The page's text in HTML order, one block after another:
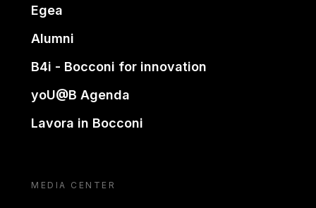
Egea
Alumni
B4i - Bocconi for innovation
yoU@B Agenda
Lavora in Bocconi
MEDIA CENTER